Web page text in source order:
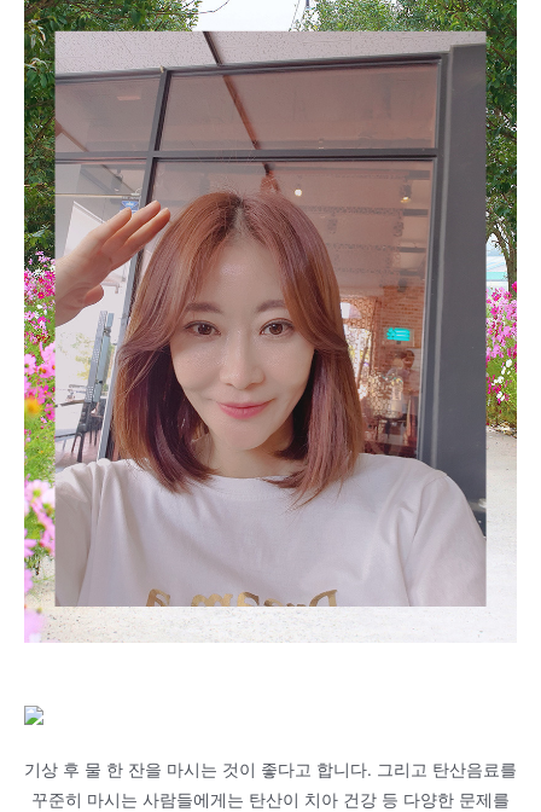
기상 후 물 한 잔을 마시는 것이 좋다고 합니다. 그리고 탄산음료를
꾸준히 마시는 사람들에게는 탄산이 치아 건강 등 다양한 문제를